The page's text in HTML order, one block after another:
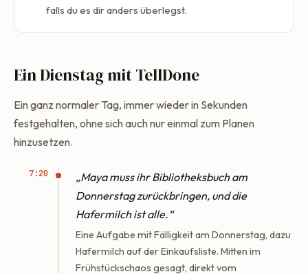
falls du es dir anders überlegst.
Ein Dienstag mit TellDone
Ein ganz normaler Tag, immer wieder in Sekunden
festgehalten, ohne sich auch nur einmal zum Planen
hinzusetzen.
7:20
„Maya muss ihr Bibliotheksbuch am
Donnerstag zurückbringen, und die
Hafermilch ist alle.“
Eine Aufgabe mit Fälligkeit am Donnerstag, dazu
Hafermilch auf der Einkaufsliste. Mitten im
Frühstückschaos gesagt, direkt vom